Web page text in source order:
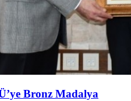
Bronz Madalya